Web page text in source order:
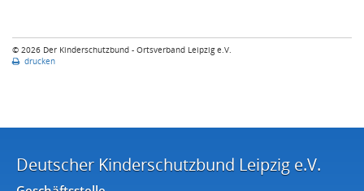
© 2026 Der Kinderschutzbund - Ortsverband Leipzig e.V.
drucken
Deutscher Kinderschutzbund Leipzig e.V.